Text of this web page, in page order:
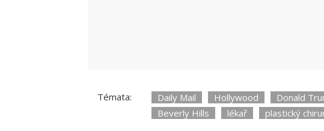
Témata: Daily Mail Hollywood Donald
Beverly Hills
lékař plastický